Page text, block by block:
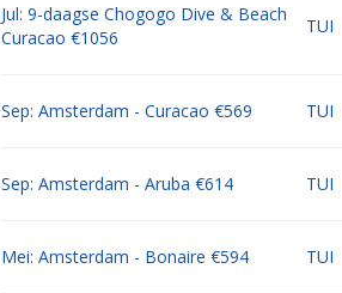
Jul: 9-daagse Chogogo Dive & Beach
Curacao €1056
TUI
Sep: Amsterdam - Curacao €569 TUI
Sep: Amsterdam - Aruba €614 TUI
Mei: Amsterdam - Bonaire €594 TUI